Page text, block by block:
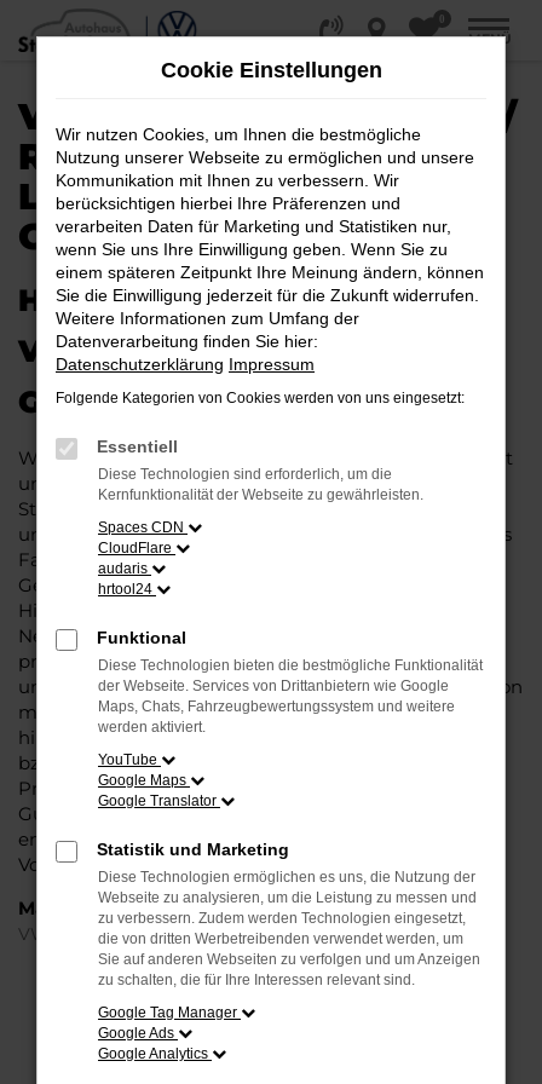
Zum
Hauptinhalt
0
MENÜ
VW ID.3 EU-NEUWAGEN /
REIMPORT |
LIEFERSERVICE NACH
GÜTERSLOH
HERAUSRAGENDE QUALITÄT:
VW ID.3 EU-NEUWAGEN FÜR
GÜTERSLOH
Wer in puncto Qualität keinerlei Kompromisse eingeht
und bei Fahrten durch Gütersloh auf dem neuesten
Stand der Automobiltechnik sein möchte, landet
unweigerlich bei einem VW ID.3 EU-Neuwagen. Dieses
Fahrzeug überzeugt vor allem in der aktuellen
Generation in den Vergleichstests und gilt in vielerlei
Hinsicht als Trendsetter. Wenn Sie Ihren VW ID.3 EU-
Neuwagen für Gütersloh bei Steinböhmer kaufen,
profitieren Sie gleich mehrfach. So bieten wir einen
umfangreichen Service und bringen eine Erfahrung von
mehr als 80 Jahren in die Beratung mit ein. Darüber
hinaus sichern Sie sich bei jedem Kauf einen Rabatt
bzw. Nachlass, der teilweise im zweistelligen
Prozentbereich liegt. VW ID.3 EU-Neuwagen für
Gütersloh sind bei uns auch im Leasing zu haben und
entsprechend zu 100 Prozent Ihren individuellen
Vorstellungen.
Marken
VW
FEHLER: NETWORK ERROR
Beim Laden ist ein Fehler aufgetreten.
Cookie Einstellungen
Wir nutzen Cookies, um Ihnen die bestmögliche
Nutzung unserer Webseite zu ermöglichen und unsere
Kommunikation mit Ihnen zu verbessern. Wir
berücksichtigen hierbei Ihre Präferenzen und
verarbeiten Daten für Marketing und Statistiken nur,
wenn Sie uns Ihre Einwilligung geben. Wenn Sie zu
einem späteren Zeitpunkt Ihre Meinung ändern, können
Sie die Einwilligung jederzeit für die Zukunft widerrufen.
Weitere Informationen zum Umfang der
Datenverarbeitung finden Sie hier:
Datenschutzerklärung Impressum
Folgende Kategorien von Cookies werden von uns eingesetzt:
Essentiell
Diese Technologien sind erforderlich, um die
Kernfunktionalität der Webseite zu gewährleisten.
Spaces CDN
CloudFlare
audaris
hrtool24
Funktional
Diese Technologien bieten die bestmögliche Funktionalität
der Webseite. Services von Drittanbietern wie Google
Maps, Chats, Fahrzeugbewertungssystem und weitere
werden aktiviert.
YouTube
Google Maps
Google Translator
Statistik und Marketing
Diese Technologien ermöglichen es uns, die Nutzung der
Webseite zu analysieren, um die Leistung zu messen und
zu verbessern. Zudem werden Technologien eingesetzt,
die von dritten Werbetreibenden verwendet werden, um
Sie auf anderen Webseiten zu verfolgen und um Anzeigen
zu schalten, die für Ihre Interessen relevant sind.
Google Tag Manager
Google Ads
Google Analytics